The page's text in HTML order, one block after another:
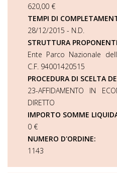
620,00 €
TEMPI DI
28/12/2015 - N.D.
STRUTTURA
Ente Parco Nazionale
C.F. 94001420515
PROCEDURA DI SCELTA
23-AFFIDAMENTO IN
DIRETTO
IMPORTO SOMME
0 €
NUMERO D'ORDINE:
1143